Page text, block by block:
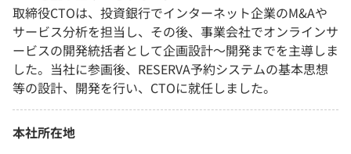
取締役CTOは、投資銀行でインターネット企業のM&Aや
サービス分析を担当し、その後、事業会社でオンラインサ
ービスの開発統括者として企画設計～開発までを主導しま
した。当社に参画後、RESERVA予約システムの基本思想
等の設計、開発を行い、CTOに就任しました。
本社所在地